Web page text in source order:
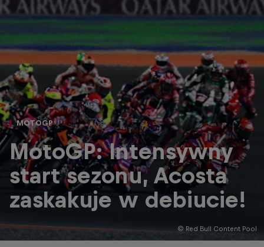
© Red Bull Content Pool
MOTOGP
MotoGP: Intensywny
start sezonu, Acosta
zaskakuje w debiucie!